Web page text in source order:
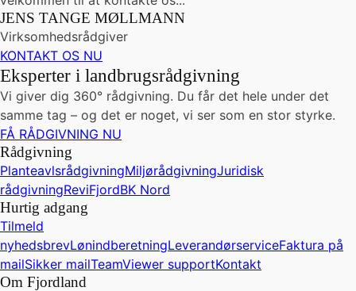
JENS TANGE MØLLMANN
Virksomhedsrådgiver
KONTAKT OS NU
Eksperter i landbrugsrådgivning
Vi giver dig 360° rådgivning. Du får det hele under det
samme tag – og det er noget, vi ser som en stor styrke.
FÅ RÅDGIVNING NU
Rådgivning
PlanteavlsrådgivningMiljørådgivningJuridisk
rådgivningReviFjordBK Nord
Hurtig adgang
Tilmeld
nyhedsbrevLønindberetningLeverandørserviceFaktura på
mailSikker mailTeamViewer supportKontakt
Om Fjordland